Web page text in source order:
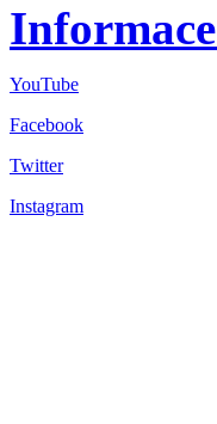
YouTube
Facebook
Twitter
Instagram